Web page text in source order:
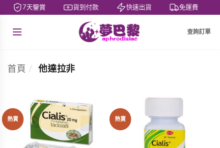
7天鑒賞 貨到付款 快速出貨 免運費
查詢訂單
首頁 / 他達拉非
熱賣 熱賣